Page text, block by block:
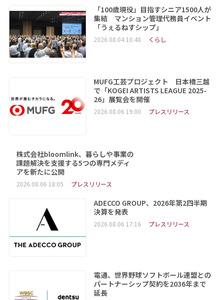
「100歳現役」目指すシニア1500人が
集結 マンション管理代務員イベント
「うぇるねすシップ」
2026.08.04 10:48 くらし
MUFG工芸プロジェクト 日本橋三越
で「KOGEI ARTISTS LEAGUE 2025-
26」展覧会を開催
2026.08.06 19:00 プレスリリース
株式会社bloomlink、暮らしや事業の
課題解決を支援する5つの専門メディ
アを新たに公開
2026.08.06 18:05 プレスリリース
ADECCO GROUP、2026年第2四半期
決算を発表
2026.08.06 17:16 プレスリリース
電通、世界野球ソフトボール連盟との
パートナーシップ契約を2036年まで
延長